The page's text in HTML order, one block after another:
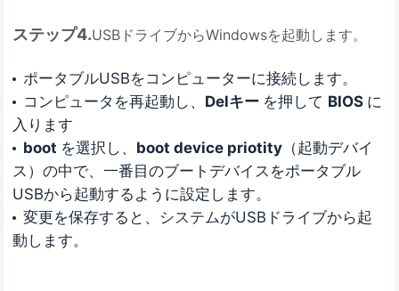
ステップ4.USBドライブからWindowsを起動します。
ポータブルUSBをコンピューターに接続します。
コンピュータを再起動し、 Delキー を押して BIOS に
入ります
boot を選択し、 boot device priotity（起動デバイ
ス）の中で、一番目のブートデバイスをポータブル
USBから起動するように設定します。
変更を保存すると、システムがUSBドライブから起
動します。